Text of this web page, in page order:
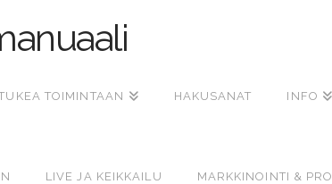
TOIMINTAAN HAKUSANAT INFO
LIVE JA KEIKKAILU MARKKINOINTI &